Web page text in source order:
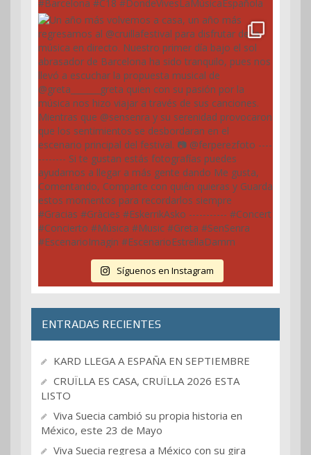
Síguenos en Instagram
ENTRADAS RECIENTES
KARD LLEGA A ESPAÑA EN SEPTIEMBRE
CRUÏLLA ES CASA, CRUÏLLA 2026 ESTA
LISTO
Viva Suecia cambió su propia historia en
México, este 23 de Mayo
Viva Suecia regresa a México con su gira